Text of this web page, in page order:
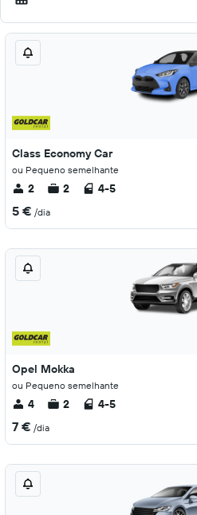
Class Economy Car
ou Pequeno semelhante
2 2 4-5
5 € /dia
Opel Mokka
ou Pequeno semelhante
4 2 4-5
7 € /dia